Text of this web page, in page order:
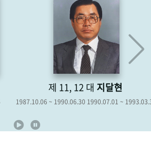
기록물 행정박물 영상 기록물
는 50년 50+1 주년 광장
제 11, 12 대 지달현
1987.10.06 ~ 1990.06.30 1990.07.01 ~